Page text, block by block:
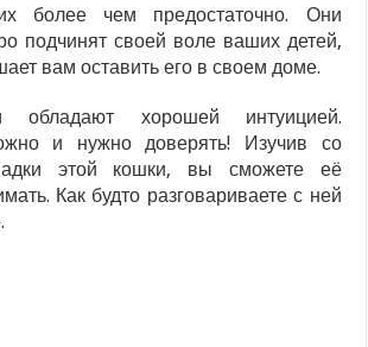
более чем предостаточно. Они
подчинят своей воле ваших детей,
вам оставить его в своем доме.
обладают хорошей интуицией.
и нужно доверять! Изучив со
этой кошки, вы сможете её
Как будто разговариваете с ней